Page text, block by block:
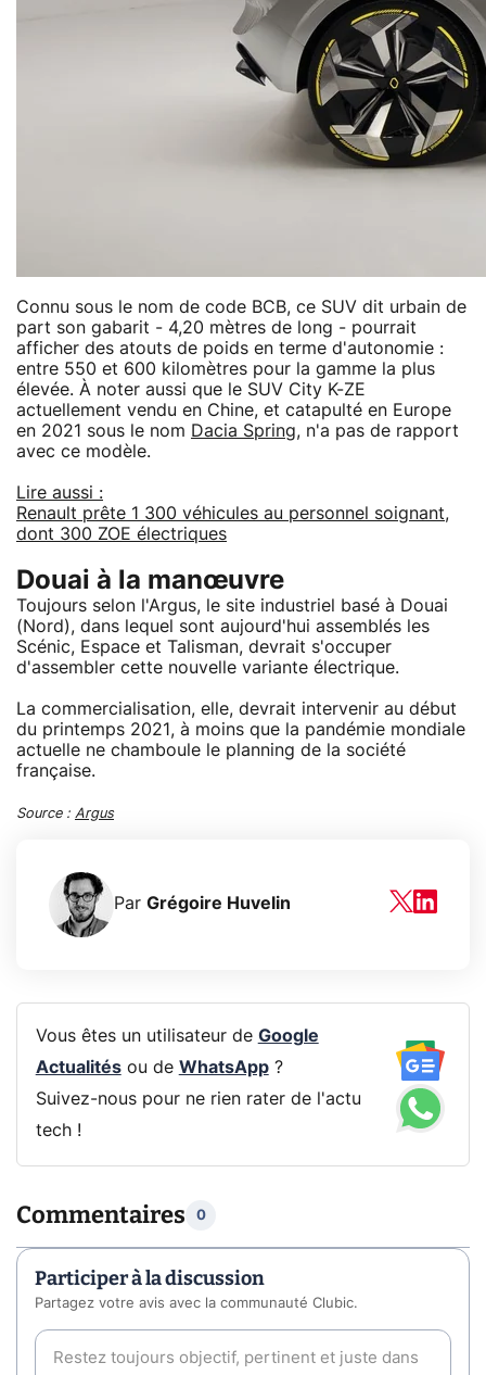
Connu sous le nom de code BCB, ce SUV dit urbain de
part son gabarit - 4,20 mètres de long - pourrait
afficher des atouts de poids en terme d'autonomie :
entre 550 et 600 kilomètres pour la gamme la plus
élevée. À noter aussi que le SUV City K-ZE
actuellement vendu en Chine, et catapulté en Europe
en 2021 sous le nom Dacia Spring, n'a pas de rapport
avec ce modèle.
Lire aussi :
Renault prête 1 300 véhicules au personnel soignant,
dont 300 ZOE électriques
Douai à la manœuvre
Toujours selon l'Argus, le site industriel basé à Douai
(Nord), dans lequel sont aujourd'hui assemblés les
Scénic, Espace et Talisman, devrait s'occuper
d'assembler cette nouvelle variante électrique.
La commercialisation, elle, devrait intervenir au début
du printemps 2021, à moins que la pandémie mondiale
actuelle ne chamboule le planning de la société
française.
Source : Argus
Par Grégoire Huvelin
Vous êtes un utilisateur de Google
Actualitésou de WhatsApp?
Suivez-nous pour ne rien rater de l'actu
tech !
Commentaires 0
Participer à la discussion
Partagez votre avis avec la communauté Clubic.